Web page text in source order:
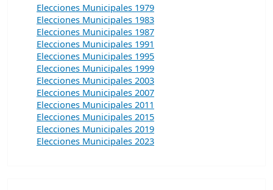
Elecciones Municipales 1979
Elecciones Municipales 1983
Elecciones Municipales 1987
Elecciones Municipales 1991
Elecciones Municipales 1995
Elecciones Municipales 1999
Elecciones Municipales 2003
Elecciones Municipales 2007
Elecciones Municipales 2011
Elecciones Municipales 2015
Elecciones Municipales 2019
Elecciones Municipales 2023